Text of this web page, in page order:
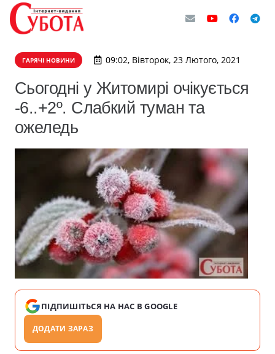
ГАРЯЧІ НОВИНИ 09:02, Вівторок, 23 Лютого, 2021
Сьогодні у Житомирі очікується
-6..+2º. Слабкий туман та
ожеледь
ПІДПИШІТЬСЯ НА НАС В GOOGLE
ДОДАТИ ЗАРАЗ